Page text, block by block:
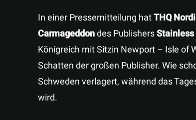
In einer Pressemitteilung hatTHQ
Carmageddondes PublishersStainless
Königreich mit Sitzin Newport – Isle of
Schatten der großen Publisher. Wie
Schweden verlagert, während das
wird.